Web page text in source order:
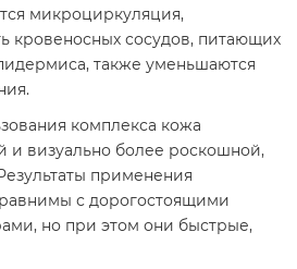
микроциркуляция,
кровеносных сосудов, питающих
также уменьшаются
комплекса кожа
и визуально более роскошной,
применения
с дорогостоящими
но при этом они быстрые,